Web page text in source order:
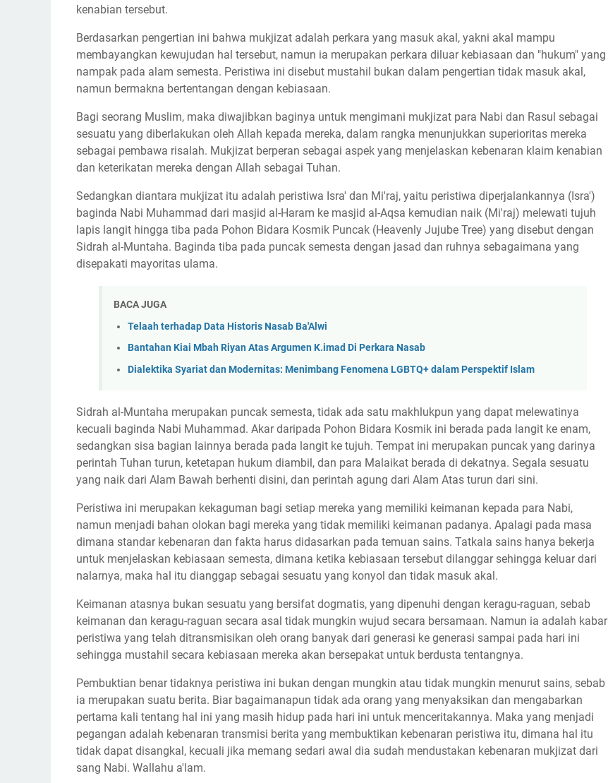
kenabian tersebut.
Berdasarkan pengertian ini bahwa mukjizat adalah perkara yang masuk akal, yakni akal mampu
membayangkan kewujudan hal tersebut, namun ia merupakan perkara diluar kebiasaan dan "hukum" yang
nampak pada alam semesta. Peristiwa ini disebut mustahil bukan dalam pengertian tidak masuk akal,
namun bermakna bertentangan dengan kebiasaan.
Bagi seorang Muslim, maka diwajibkan baginya untuk mengimani mukjizat para Nabi dan Rasul sebagai
sesuatu yang diberlakukan oleh Allah kepada mereka, dalam rangka menunjukkan superioritas mereka
sebagai pembawa risalah. Mukjizat berperan sebagai aspek yang menjelaskan kebenaran klaim kenabian
dan keterikatan mereka dengan Allah sebagai Tuhan.
Sedangkan diantara mukjizat itu adalah peristiwa Isra' dan Mi'raj, yaitu peristiwa diperjalankannya (Isra')
baginda Nabi Muhammad dari masjid al-Haram ke masjid al-Aqsa kemudian naik (Mi'raj) melewati tujuh
lapis langit hingga tiba pada Pohon Bidara Kosmik Puncak (Heavenly Jujube Tree) yang disebut dengan
Sidrah al-Muntaha. Baginda tiba pada puncak semesta dengan jasad dan ruhnya sebagaimana yang
disepakati mayoritas ulama.
BACA JUGA
Telaah terhadap Data Historis Nasab Ba'Alwi
Bantahan Kiai Mbah Riyan Atas Argumen K.imad Di Perkara Nasab
Dialektika Syariat dan Modernitas: Menimbang Fenomena LGBTQ+ dalam Perspektif Islam
Sidrah al-Muntaha merupakan puncak semesta, tidak ada satu makhlukpun yang dapat melewatinya
kecuali baginda Nabi Muhammad. Akar daripada Pohon Bidara Kosmik ini berada pada langit ke enam,
sedangkan sisa bagian lainnya berada pada langit ke tujuh. Tempat ini merupakan puncak yang darinya
perintah Tuhan turun, ketetapan hukum diambil, dan para Malaikat berada di dekatnya. Segala sesuatu
yang naik dari Alam Bawah berhenti disini, dan perintah agung dari Alam Atas turun dari sini.
Peristiwa ini merupakan kekaguman bagi setiap mereka yang memiliki keimanan kepada para Nabi,
namun menjadi bahan olokan bagi mereka yang tidak memiliki keimanan padanya. Apalagi pada masa
dimana standar kebenaran dan fakta harus didasarkan pada temuan sains. Tatkala sains hanya bekerja
untuk menjelaskan kebiasaan semesta, dimana ketika kebiasaan tersebut dilanggar sehingga keluar dari
nalarnya, maka hal itu dianggap sebagai sesuatu yang konyol dan tidak masuk akal.
Keimanan atasnya bukan sesuatu yang bersifat dogmatis, yang dipenuhi dengan keragu-raguan, sebab
keimanan dan keragu-raguan secara asal tidak mungkin wujud secara bersamaan. Namun ia adalah kabar
peristiwa yang telah ditransmisikan oleh orang banyak dari generasi ke generasi sampai pada hari ini
sehingga mustahil secara kebiasaan mereka akan bersepakat untuk berdusta tentangnya.
Pembuktian benar tidaknya peristiwa ini bukan dengan mungkin atau tidak mungkin menurut sains, sebab
ia merupakan suatu berita. Biar bagaimanapun tidak ada orang yang menyaksikan dan mengabarkan
pertama kali tentang hal ini yang masih hidup pada hari ini untuk menceritakannya. Maka yang menjadi
pegangan adalah kebenaran transmisi berita yang membuktikan kebenaran peristiwa itu, dimana hal itu
tidak dapat disangkal, kecuali jika memang sedari awal dia sudah mendustakan kebenaran mukjizat dari
sang Nabi. Wallahu a'lam.